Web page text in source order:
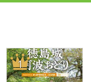
1